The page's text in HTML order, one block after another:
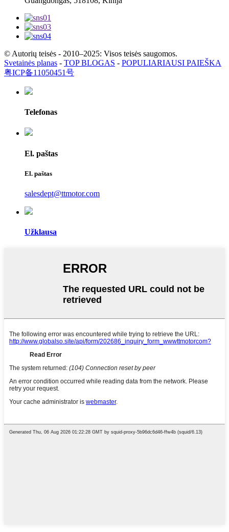
© Autorių teisės - 2010–2025: Visos teisės saugomos.
Svetainės planas - TOP BLOGAS - POPULIARIAUSI PAIEŠKA
粤ICP备11050451号
Telefonas
El. paštas
El. paštas
salesdept@ttmotor.com
Užklausa